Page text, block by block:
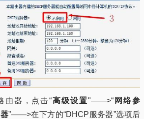
由器，点击“高级设置"——>“ 网络参
”——>在下方的“DHCP服务器”选项后